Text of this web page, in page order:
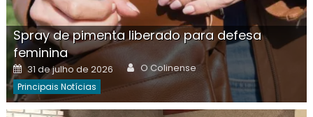
Spray de pimenta liberado para defesa
feminina
Posted
on
31 de julho de 2026 Author
O Colinense
Principais Notícias